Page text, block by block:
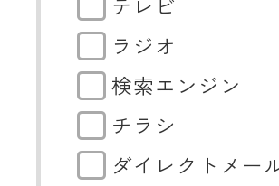
テレビ
ラジオ
検索エンジン
チラシ
ダイレクトメー